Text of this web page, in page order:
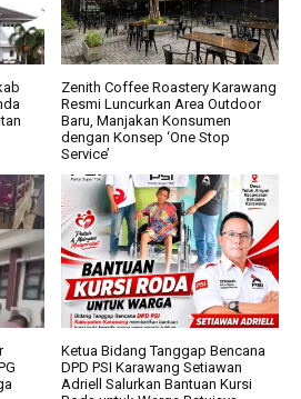
Zenith Coffee Roastery Karawang
Resmi Luncurkan Area Outdoor
Baru, Manjakan Konsumen
dengan Konsep ‘One Stop
Service’
Ketua Bidang Tanggap Bencana
DPD PSI Karawang Setiawan
Adriell Salurkan Bantuan Kursi